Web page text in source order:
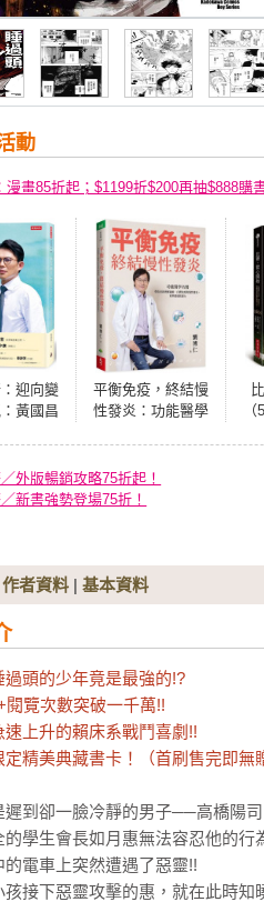
動
漫畫85折起；$1199折$200再抽$888購
迎向變
黃國昌
平衡免疫，終結慢
性發炎：功能醫學
慢性發炎，校準健
康防護力
外版暢銷攻略75折起！
新書強勢登場75折！
作者資料 | 基本資料
頭的少年竟是最強的!?
覽次數突破一千萬!!
上升的賴床系戰鬥喜劇!!
精美典藏書卡！（首刷售完即無
遲到卻一臉冷靜的男子──高橋陽司
的學生會長如月惠無法容忍他的
的電車上突然遭遇了惡靈!!
孩接下惡靈攻擊的惠，就在此時